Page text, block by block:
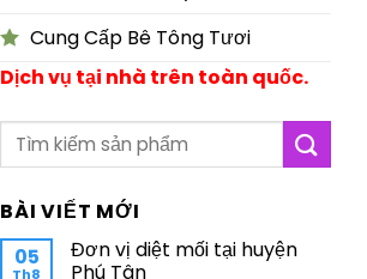
Cung Cấp Bê Tông Tươi
Dịch vụ tại nhà trên toàn quốc.
BÀI VIẾT MỚI
05
Th8
Đơn vị diệt mối tại huyện
Phú Tân